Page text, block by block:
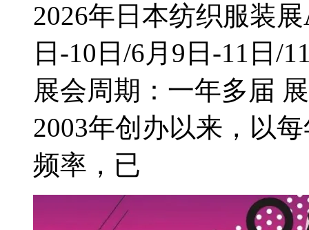
2026年日本纺织服装
日-10日/6月9日-11日/
展会周期：一年多届
2003年创办以来，以
频率，已